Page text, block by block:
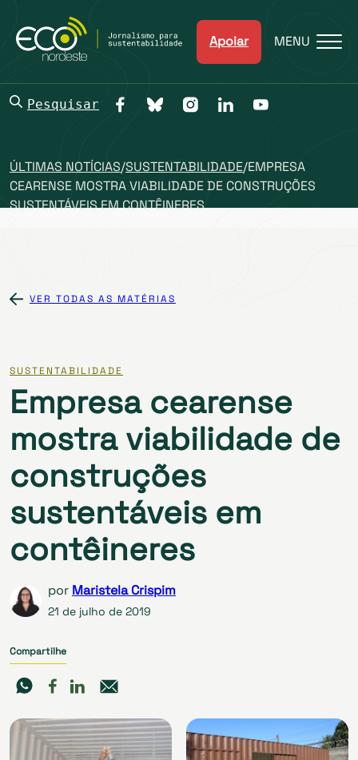
Apoiar MENU
Pesquisar
ÚLTIMAS NOTÍCIAS/SUSTENTABILIDADE/EMPRESA
CEARENSE MOSTRA VIABILIDADE DE CONSTRUÇÕES
SUSTENTÁVEIS EM CONTÊINERES
VER TODAS AS MATÉRIAS
SUSTENTABILIDADE
Empresa cearense
mostra viabilidade de
construções
sustentáveis em
contêineres
por Maristela Crispim
21 de julho de 2019
Compartilhe